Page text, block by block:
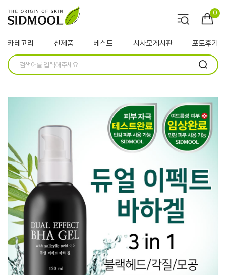
0
카테고리 신제품 베스트 시사모게시판 포토후기